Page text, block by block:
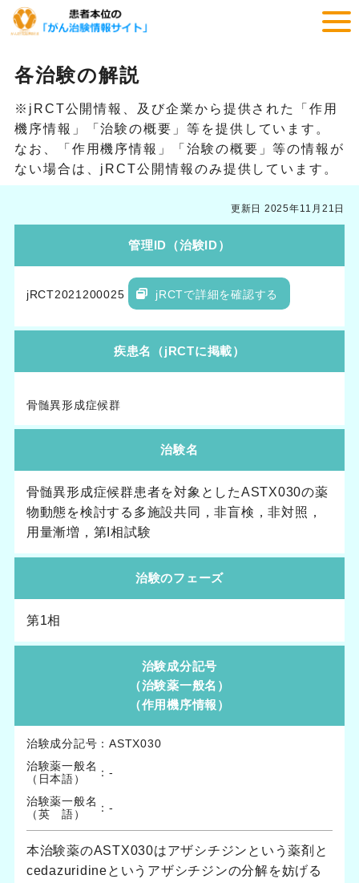
各治験の解説
※jRCT公開情報、及び企業から提供された「作用
機序情報」「治験の概要」等を提供しています。
なお、「作用機序情報」「治験の概要」等の情報が
ない場合は、jRCT公開情報のみ提供しています。
更新日 2025年11月21日
管理ID（治験ID）
jRCT2021200025 jRCTで詳細を確認する
疾患名（jRCTに掲載）
骨髄異形成症候群
治験名
骨髄異形成症候群患者を対象としたASTX030の薬
物動態を検討する多施設共同，非盲検，非対照，
用量漸増，第I相試験
治験のフェーズ
第1相
治験成分記号
（治験薬一般名）
（作用機序情報）
治験成分記号 ：ASTX030
治験薬一般名
（日本語）
：-
治験薬一般名
（英 語）
：-
本治験薬のASTX030はアザシチジンという薬剤と
cedazuridineというアザシチジンの分解を妨げる